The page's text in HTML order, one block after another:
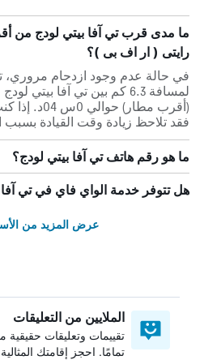
ما مدى قرب تي آفا بيتي لودج من
رايتى ( ار اف بى )؟
في حالة عدم وجود ازدحام مروري،
لمسافة 6.3 كم بين تي آفا
(أقرب مطار)
فقد تلاحظ زيادة وقت القيادة
ما هو رقم هاتف تي آفا بيتي لودج؟
هل تتوفر خدمة الواي فاي في تي آفا
عرض المزيد من
الملايين من التعليقات
تقييمات وتعليقات حقيقية
تمامًا. احجز إقامتك